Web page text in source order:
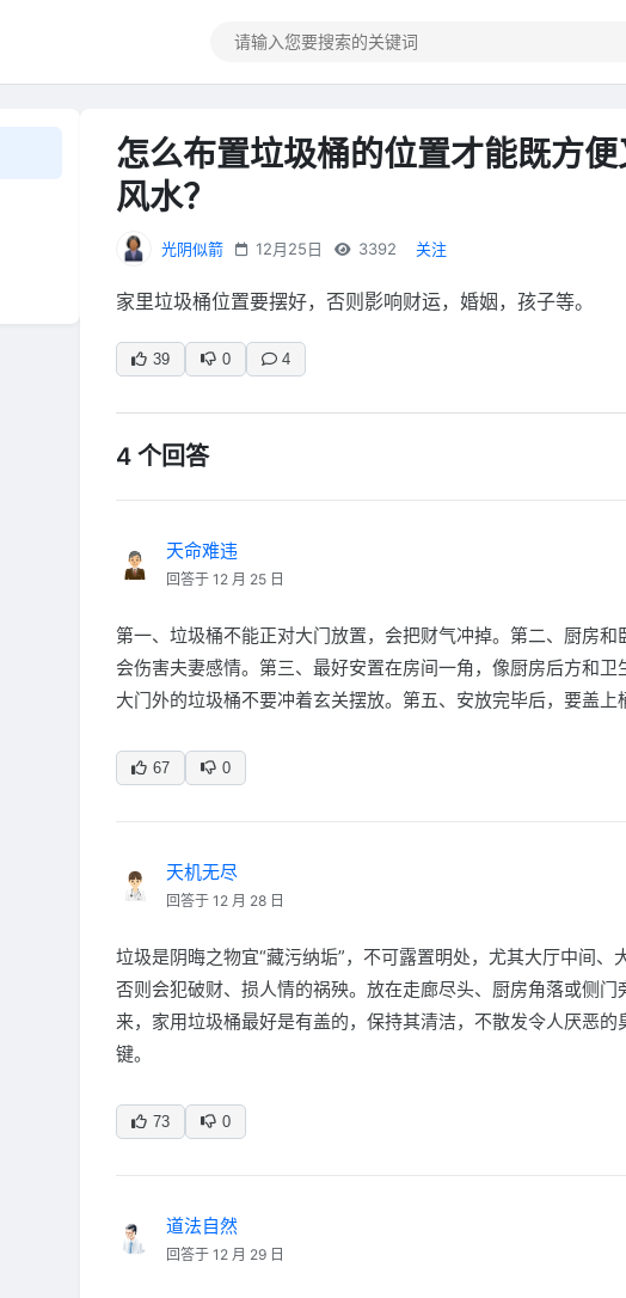
怎么布置垃圾桶的位置才能既方
风水？
光阴似箭 12月25日 3392 关注
家里垃圾桶位置要摆好，否则影响财运，婚姻，孩子等。
39 0 4
4 个回答
天命难违
回答于 12 月 25 日
第一、垃圾桶不能正对大门放置，会把财气冲掉。第二、厨房和
会伤害夫妻感情。第三、最好安置在房间一角，像厨房后方和卫
大门外的垃圾桶不要冲着玄关摆放。第五、安放完毕后，要盖上
67 0
天机无尽
回答于 12 月 28 日
垃圾是阴晦之物宜“藏污纳垢”，不可露置明处，尤其大厅中间、
否则会犯破财、损人情的祸殃。放在走廊尽头、厨房角落或侧门
来，家用垃圾桶最好是有盖的，保持其清洁，不散发令人厌恶的
键。
73 0
道法自然
回答于 12 月 29 日